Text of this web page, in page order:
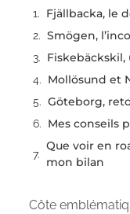
Fjällbacka, le
Smögen,
Mollösund et
Göteborg,
Mes conseils
Que voir en
mon bilan
Côte